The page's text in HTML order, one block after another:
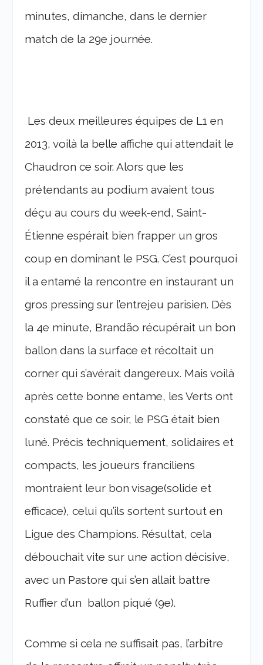
minutes, dimanche, dans le dernier
match de la 29e journée.
Les deux meilleures équipes de L1 en
2013, voilà la belle affiche qui attendait le
Chaudron ce soir. Alors que les
prétendants au podium avaient tous
déçu au cours du week-end, Saint-
Étienne espérait bien frapper un gros
coup en dominant le PSG. C’est pourquoi
il a entamé la rencontre en instaurant un
gros pressing sur l’entrejeu parisien. Dès
la 4e minute, Brandão récupérait un bon
ballon dans la surface et récoltait un
corner qui s’avérait dangereux. Mais voilà
après cette bonne entame, les Verts ont
constaté que ce soir, le PSG était bien
luné. Précis techniquement, solidaires et
compacts, les joueurs franciliens
montraient leur bon visage(solide et
efficace), celui qu’ils sortent surtout en
Ligue des Champions. Résultat, cela
débouchait vite sur une action décisive,
avec un Pastore qui s’en allait battre
Ruffier d’un ballon piqué (9e).
Comme si cela ne suffisait pas, l’arbitre